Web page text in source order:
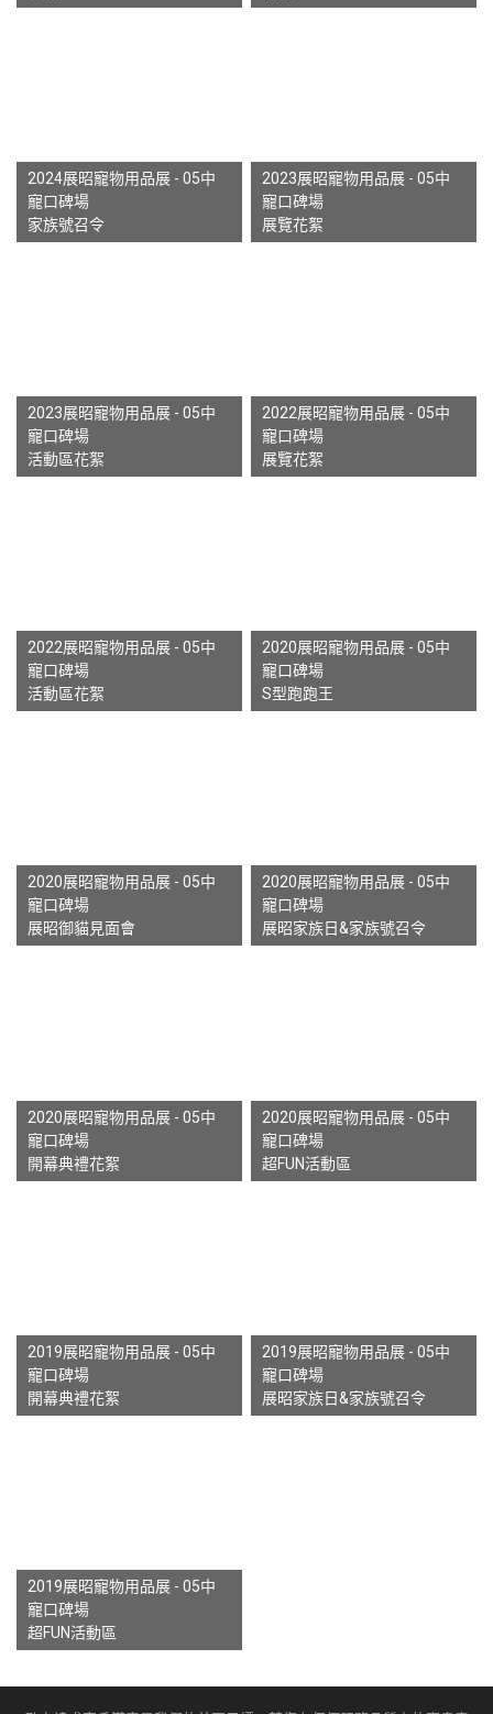
2024展昭寵物用品展 - 05中
寵口碑場
家族號召令
2023展昭寵物用品展 - 05中
寵口碑場
展覽花絮
2023展昭寵物用品展 - 05中
寵口碑場
活動區花絮
2022展昭寵物用品展 - 05中
寵口碑場
展覽花絮
2022展昭寵物用品展 - 05中
寵口碑場
活動區花絮
2020展昭寵物用品展 - 05中
寵口碑場
S型跑跑王
2020展昭寵物用品展 - 05中
寵口碑場
展昭御貓見面會
2020展昭寵物用品展 - 05中
寵口碑場
展昭家族日&家族號召令
2020展昭寵物用品展 - 05中
寵口碑場
開幕典禮花絮
2020展昭寵物用品展 - 05中
寵口碑場
超FUN活動區
2019展昭寵物用品展 - 05中
寵口碑場
開幕典禮花絮
2019展昭寵物用品展 - 05中
寵口碑場
展昭家族日&家族號召令
2019展昭寵物用品展 - 05中
寵口碑場
超FUN活動區